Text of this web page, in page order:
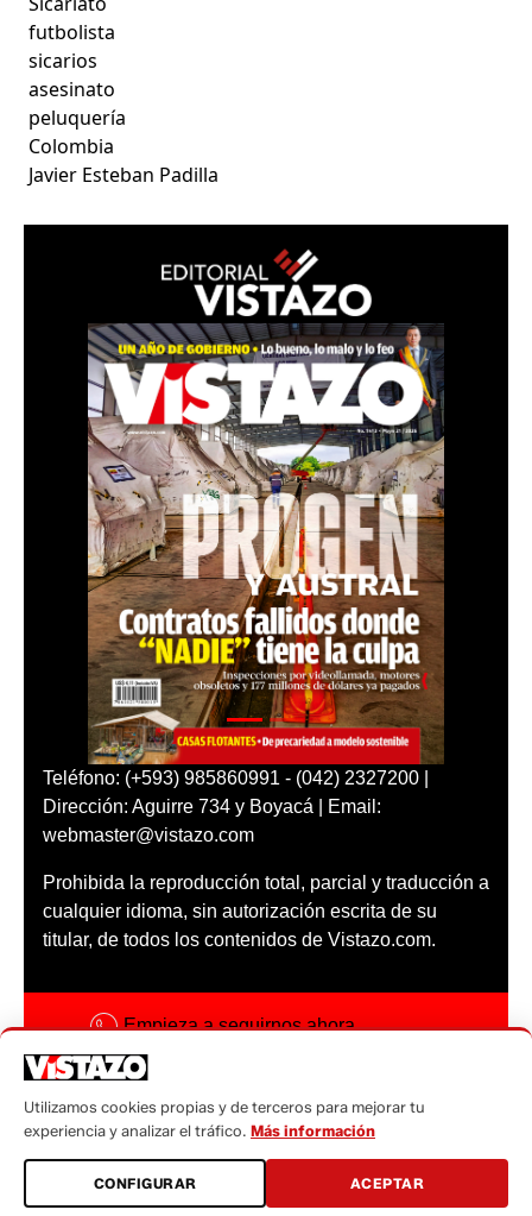
futbolista
sicarios
asesinato
peluquería
Colombia
Javier Esteban Padilla
Teléfono: (+593) 985860991 - (042) 2327200 |
Dirección: Aguirre 734 y Boyacá | Email:
webmaster@vistazo.com
Prohibida la reproducción total, parcial y traducción a
cualquier idioma, sin autorización escrita de su
titular, de todos los contenidos de Vistazo.com.
Empieza a seguirnos ahora
Código ética
Sugerencias a:
sugerencias@vistazo.com
Utilizamos cookies propias y de terceros para mejorar tu
experiencia y analizar el tráfico. Más información
CONFIGURAR ACEPTAR